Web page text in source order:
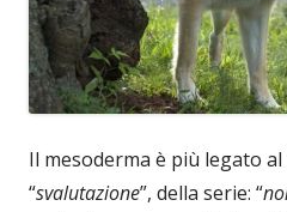
Il mesoderma è più legato al
“svalutazione”, della serie: “